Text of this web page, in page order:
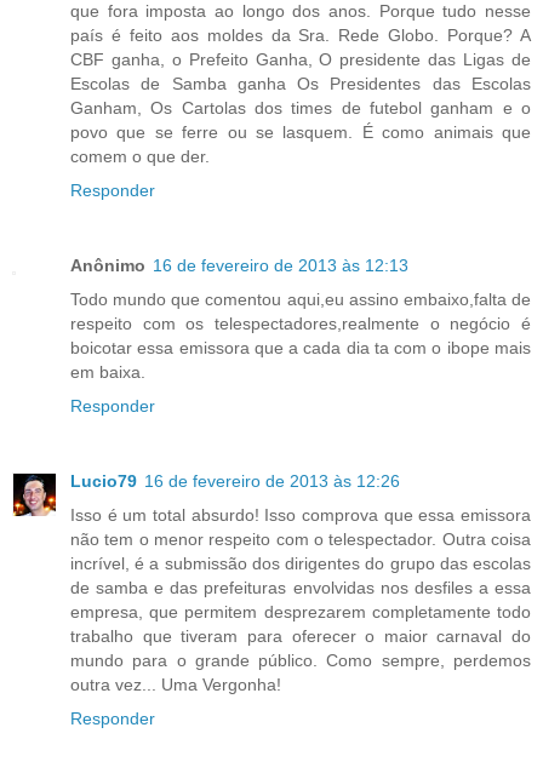
que fora imposta ao longo dos anos. Porque tudo nesse
país é feito aos moldes da Sra. Rede Globo. Porque? A
CBF ganha, o Prefeito Ganha, O presidente das Ligas de
Escolas de Samba ganha Os Presidentes das Escolas
Ganham, Os Cartolas dos times de futebol ganham e o
povo que se ferre ou se lasquem. É como animais que
comem o que der.
Responder
Anônimo 16 de fevereiro de 2013 às 12:13
Todo mundo que comentou aqui,eu assino embaixo,falta de
respeito com os telespectadores,realmente o negócio é
boicotar essa emissora que a cada dia ta com o ibope mais
em baixa.
Responder
Lucio79 16 de fevereiro de 2013 às 12:26
Isso é um total absurdo! Isso comprova que essa emissora
não tem o menor respeito com o telespectador. Outra coisa
incrível, é a submissão dos dirigentes do grupo das escolas
de samba e das prefeituras envolvidas nos desfiles a essa
empresa, que permitem desprezarem completamente todo
trabalho que tiveram para oferecer o maior carnaval do
mundo para o grande público. Como sempre, perdemos
outra vez... Uma Vergonha!
Responder